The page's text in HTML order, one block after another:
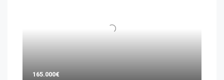
165.000€